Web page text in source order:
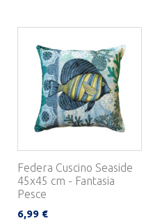
Federa Cuscino Seaside
45x45 cm - Fantasia
Pesce
6,99 €